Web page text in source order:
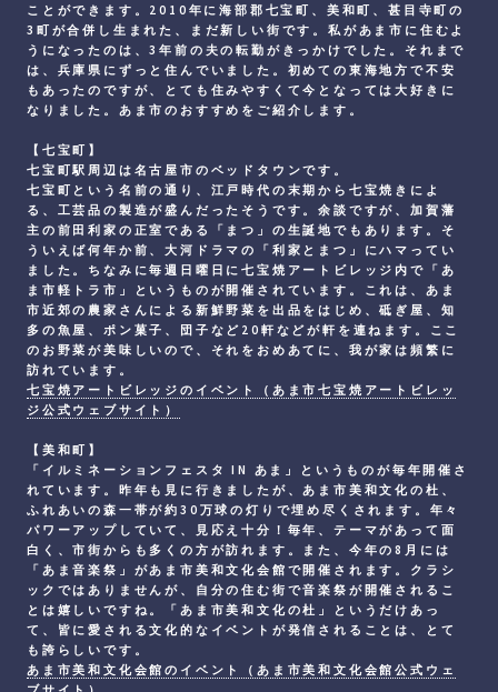
ことができます。2010年に海部郡七宝町、美和町、甚目寺町の
3町が合併し生まれた、まだ新しい街です。私があま市に住むよ
うになったのは、3年前の夫の転勤がきっかけでした。それまで
は、兵庫県にずっと住んでいました。初めての東海地方で不安
もあったのですが、とても住みやすくて今となっては大好きに
なりました。あま市のおすすめをご紹介します。
【七宝町】
七宝町駅周辺は名古屋市のベッドタウンです。
七宝町という名前の通り、江戸時代の末期から七宝焼きによ
る、工芸品の製造が盛んだったそうです。余談ですが、加賀藩
主の前田利家の正室である「まつ」の生誕地でもあります。そ
ういえば何年か前、大河ドラマの「利家とまつ」にハマってい
ました。ちなみに毎週日曜日に七宝焼アートビレッジ内で「あ
ま市軽トラ市」というものが開催されています。これは、あま
市近郊の農家さんによる新鮮野菜を出品をはじめ、砥ぎ屋、知
多の魚屋、ポン菓子、団子など20軒などが軒を連ねます。ここ
のお野菜が美味しいので、それをおめあてに、我が家は頻繁に
訪れています。
七宝焼アートビレッジのイベント（あま市七宝焼アートビレッ
ジ公式ウェブサイト）
【美和町】
「イルミネーションフェスタ IN あま」というものが毎年開催さ
れています。昨年も見に行きましたが、あま市美和文化の杜、
ふれあいの森一帯が約30万球の灯りで埋め尽くされます。年々
パワーアップしていて、見応え十分！毎年、テーマがあって面
白く、市街からも多くの方が訪れます。また、今年の8月には
「あま音楽祭」があま市美和文化会館で開催されます。クラシ
ックではありませんが、自分の住む街で音楽祭が開催されるこ
とは嬉しいですね。「あま市美和文化の杜」というだけあっ
て、皆に愛される文化的なイベントが発信されることは、とて
も誇らしいです。
あま市美和文化会館のイベント（あま市美和文化会館公式ウェ